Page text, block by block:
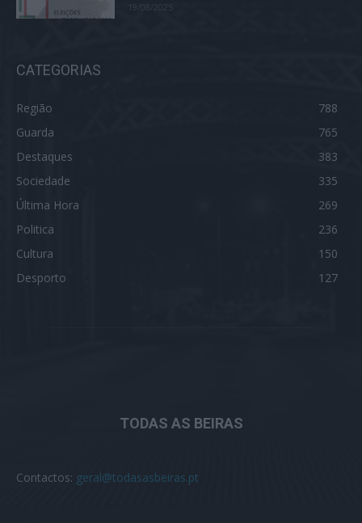
CATEGORIAS
Região
788
Guarda
765
Destaques
383
Sociedade
335
Última Hora
269
Politica
236
Cultura
150
Desporto
127
TODAS AS BEIRAS
Contactos: geral@todasasbeiras.pt